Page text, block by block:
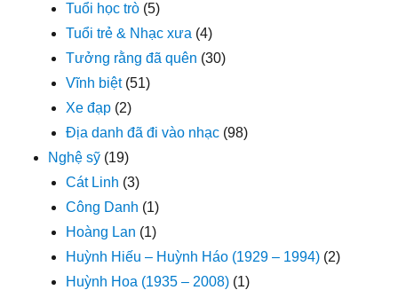
Tuổi học trò (5)
Tuổi trẻ & Nhạc xưa (4)
Tưởng rằng đã quên (30)
Vĩnh biệt(51)
Xe đạp (2)
Địa danh đã đi vào nhạc (98)
Nghệ sỹ (19)
Cát Linh (3)
Công Danh (1)
Hoàng Lan (1)
Huỳnh Hiếu – Huỳnh Háo (1929 – 1994) (2)
Huỳnh Hoa (1935 – 2008) (1)